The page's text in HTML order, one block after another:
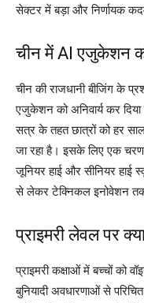
सेक्टर में बड़ा और निर्णायक
चीन में AI एजुकेशन को
चीन की राजधानीबीजिंगके
एजुकेशन को अनिवार्य कर
सत्र के तहत छात्रों को हर
जा रहा है। इसके लिए एक
जूनियर हाई और सीनियर हाई
से लेकर टेक्निकल इनोवेशन
प्राइमरी लेवल पर
प्राइमरी कक्षाओं में बच्चों को
बुनियादी अवधारणाओं से